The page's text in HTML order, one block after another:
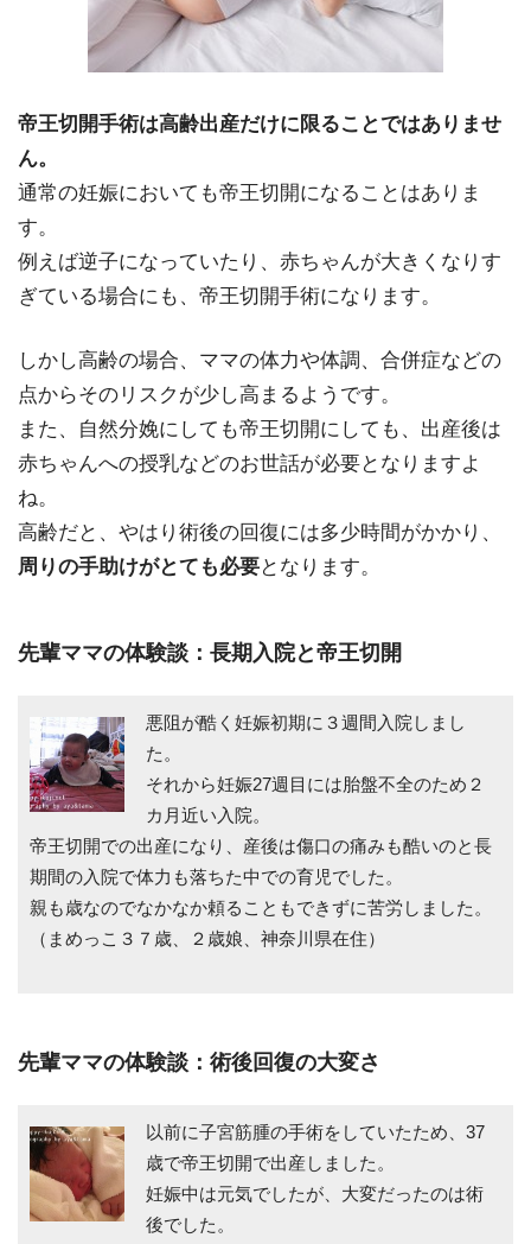
帝王切開手術は高齢出産だけに限ることではありませ
ん。
通常の妊娠においても帝王切開になることはありま
す。
例えば逆子になっていたり、赤ちゃんが大きくなりす
ぎている場合にも、帝王切開手術になります。
しかし高齢の場合、ママの体力や体調、合併症などの
点からそのリスクが少し高まるようです。
また、自然分娩にしても帝王切開にしても、出産後は
赤ちゃんへの授乳などのお世話が必要となりますよ
ね。
高齢だと、やはり術後の回復には多少時間がかかり、
周りの手助けがとても必要となります。
先輩ママの体験談：長期入院と帝王切開
悪阻が酷く妊娠初期に３週間入院しまし
た。
それから妊娠27週目には胎盤不全のため２
カ月近い入院。
帝王切開での出産になり、産後は傷口の痛みも酷いのと長
期間の入院で体力も落ちた中での育児でした。
親も歳なのでなかなか頼ることもできずに苦労しました。
（まめっこ３７歳、２歳娘、神奈川県在住）
先輩ママの体験談：術後回復の大変さ
以前に子宮筋腫の手術をしていたため、37
歳で帝王切開で出産しました。
妊娠中は元気でしたが、大変だったのは術
後でした。